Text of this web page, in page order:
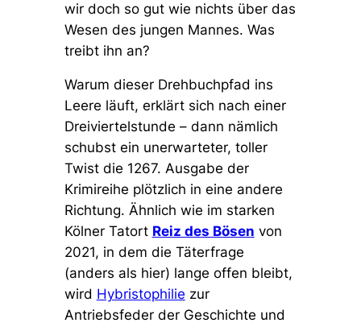
wir doch so gut wie nichts über das
Wesen des jungen Mannes. Was
treibt ihn an?
Warum dieser Drehbuchpfad ins
Leere läuft, erklärt sich nach einer
Dreiviertelstunde – dann nämlich
schubst ein unerwarteter, toller
Twist die 1267. Ausgabe der
Krimireihe plötzlich in eine andere
Richtung. Ähnlich wie im starken
Kölner Tatort Reiz des Bösen von
2021, in dem die Täterfrage
(anders als hier) lange offen bleibt,
wird Hybristophilie zur
Antriebsfeder der Geschichte und